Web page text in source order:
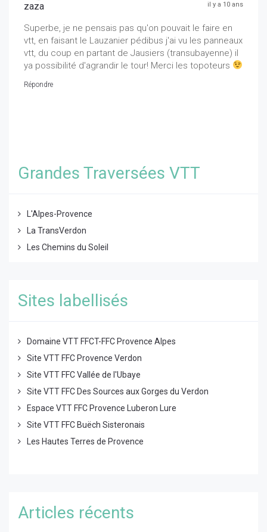
zaza il y a 10 ans
Superbe, je ne pensais pas qu'on pouvait le faire en
vtt, en faisant le Lauzanier pédibus j'ai vu les panneaux
vtt, du coup en partant de Jausiers (transubayenne) il
ya possibilité d'agrandir le tour! Merci les topoteurs
Répondre
Grandes Traversées VTT
L'Alpes-Provence
La TransVerdon
Les Chemins du Soleil
Sites labellisés
Domaine VTT FFCT-FFC Provence Alpes
Site VTT FFC Provence Verdon
Site VTT FFC Vallée de l'Ubaye
Site VTT FFC Des Sources aux Gorges du Verdon
Espace VTT FFC Provence Luberon Lure
Site VTT FFC Buëch Sisteronais
Les Hautes Terres de Provence
Articles récents